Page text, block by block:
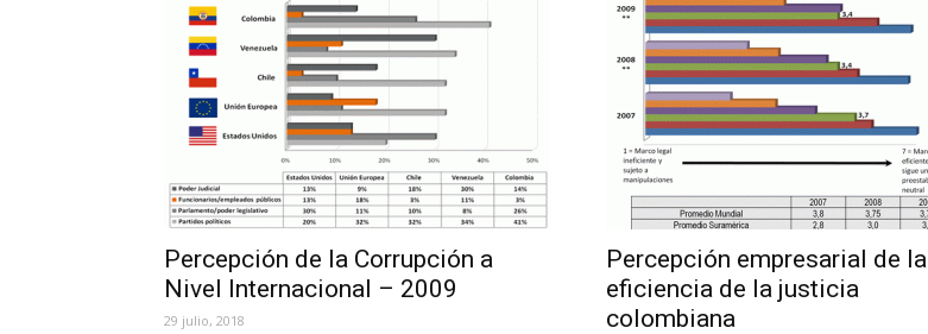
Percepción de la Corrupción a
Nivel Internacional – 2009
29 julio, 2018
Percepción empresarial de la
eficiencia de la justicia
colombiana